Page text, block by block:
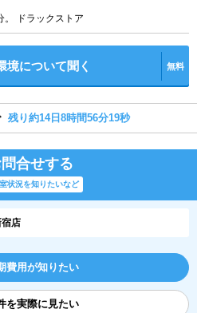
。 ドラックストア
境について聞く 無料
残り約14日8時間56分18秒
合せする
状況を知りたいなど
宿店
費用が知りたい
を実際に見たい